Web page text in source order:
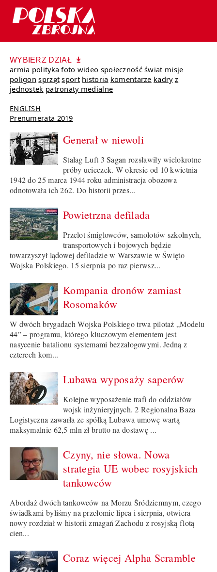
WYBIERZ DZIAŁ
armia polityka foto wideo społeczność świat misje
poligon sprzęt sport historia komentarze kadry z
jednostek patronaty medialne
ENGLISH
Prenumerata 2019
Generał w niewoli
Stalag Luft 3 Sagan rozsławiły wielokrotne
próby ucieczek. W okresie od 10 kwietnia
1942 do 25 marca 1944 roku administracja obozowa
odnotowała ich 262. Do historii przes...
Powietrzna defilada
Przelot śmigłowców, samolotów szkolnych,
transportowych i bojowych będzie
towarzyszył lądowej defiladzie w Warszawie w Święto
Wojska Polskiego. 15 sierpnia po raz pierwsz...
Kompania dronów zamiast
Rosomaków
W dwóch brygadach Wojska Polskiego trwa pilotaż „Modelu
44” – programu, którego kluczowym elementem jest
nasycenie batalionu systemami bezzałogowymi. Jedną z
czterech kom...
Lubawa wyposaży saperów
Kolejne wyposażenie trafi do oddziałów
wojsk inżynieryjnych. 2 Regionalna Baza
Logistyczna zawarła ze spółką Lubawa umowę wartą
maksymalnie 62,5 mln zł brutto na dostawę ...
Czyny, nie słowa. Nowa
strategia UE wobec rosyjskich
tankowców
Abordaż dwóch tankowców na Morzu Śródziemnym, czego
świadkami byliśmy na przełomie lipca i sierpnia, otwiera
nowy rozdział w historii zmagań Zachodu z rosyjską flotą
cien...
Coraz więcej Alpha Scramble